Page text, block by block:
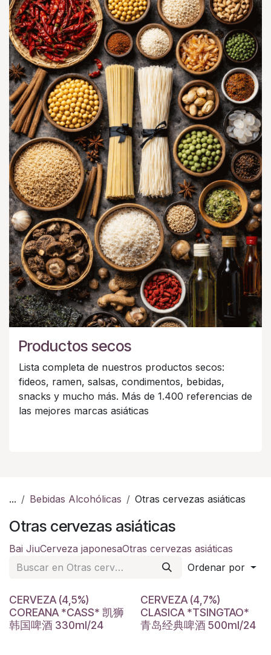
Productos secos
Lista completa de nuestros productos secos:
fideos, ramen, salsas, condimentos, bebidas,
snacks y mucho más. Más de 1.400 referencias de
las mejores marcas asiáticas
... Bebidas Alcohólicas Otras cervezas asiáticas
Otras cervezas asiáticas
Bai JiuCerveza japonesaOtras cervezas asiáticas
Ordenar por
CERVEZA (4,5%)
COREANA *CASS* 凯狮
韩国啤酒 330ml/24
CERVEZA (4,7%)
CLASICA *TSINGTAO*
青岛经典啤酒 500ml/24